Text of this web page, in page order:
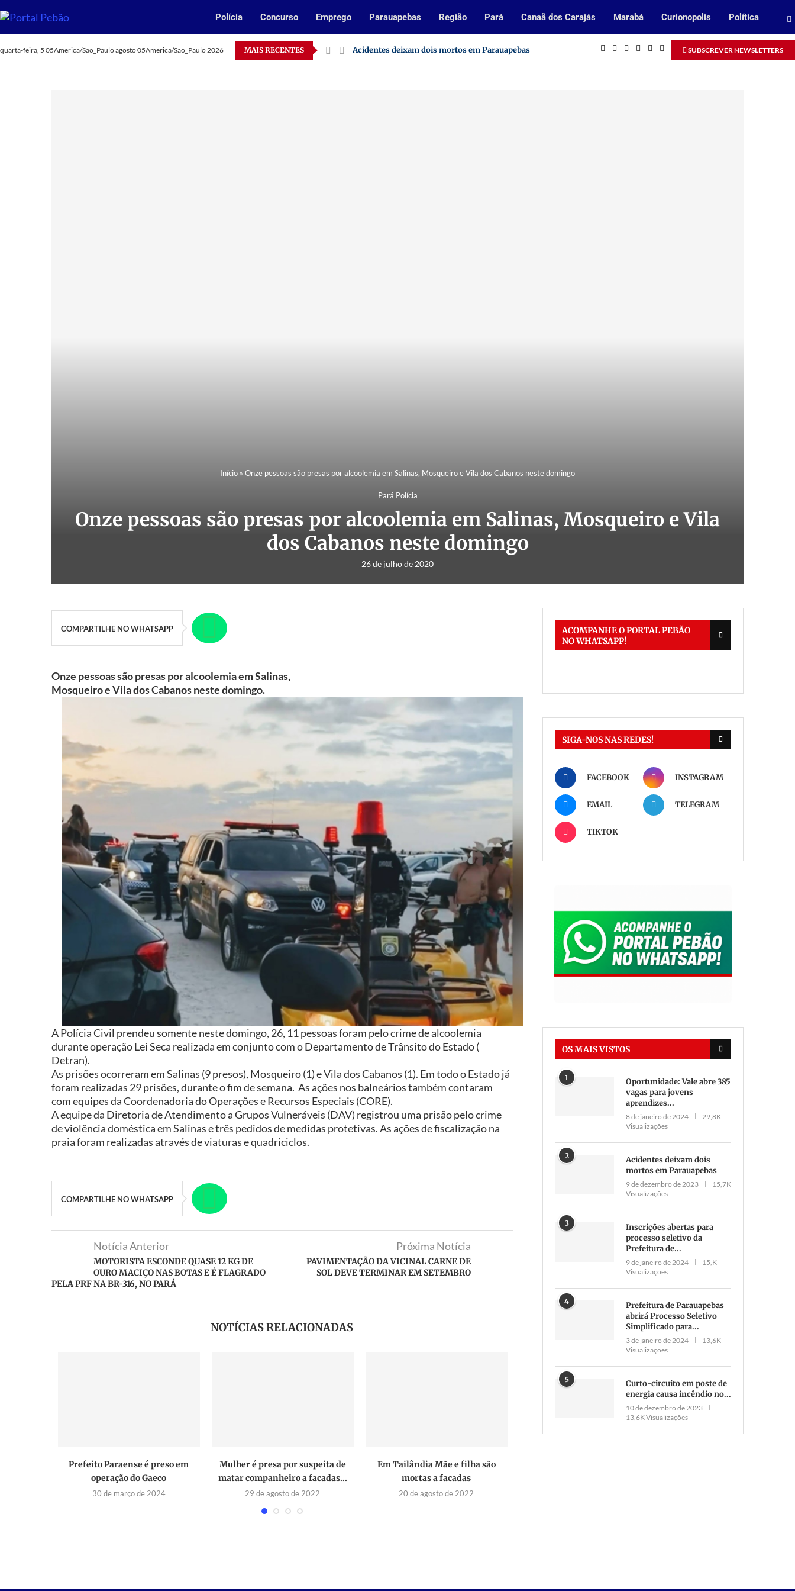
Polícia Concurso Emprego Parauapebas Região Pará Canaã dos Carajás Marabá Curionopolis Política
quarta-feira, 5 05America/Sao_Paulo agosto 05America/Sao_Paulo 2026 MAIS RECENTES
Oportunidade: Vale abre 385 vagas para jovens aprendizes no Pará Acidentes deixam dois mortos em Parauapebas Inscrições abertas para processo
SUBSCREVER NEWSLETTERS
Início » Onze pessoas são presas por alcoolemia em Salinas, Mosqueiro e Vila dos Cabanos neste domingo
Pará Polícia
Onze pessoas são presas por alcoolemia em Salinas, Mosqueiro e Vila
dos Cabanos neste domingo
26 de julho de 2020
COMPARTILHE NO WHATSAPP
Onze pessoas são presas por alcoolemia em Salinas,
Mosqueiro e Vila dos Cabanos neste domingo.
A Polícia Civil prendeu somente neste domingo, 26, 11 pessoas foram pelo crime de alcoolemia
durante operação Lei Seca realizada em conjunto com o Departamento de Trânsito do Estado (
Detran).
As prisões ocorreram em Salinas (9 presos), Mosqueiro (1) e Vila dos Cabanos (1). Em todo o Estado já
foram realizadas 29 prisões, durante o fim de semana. As ações nos balneários também contaram
com equipes da Coordenadoria do Operações e Recursos Especiais (CORE).
A equipe da Diretoria de Atendimento a Grupos Vulneráveis (DAV) registrou uma prisão pelo crime
de violência doméstica em Salinas e três pedidos de medidas protetivas. As ações de fiscalização na
praia foram realizadas através de viaturas e quadriciclos.
COMPARTILHE NO WHATSAPP
Notícia Anterior
MOTORISTA ESCONDE QUASE 12 KG DE
OURO MACIÇO NAS BOTAS E É FLAGRADO
PELA PRF NA BR-316, NO PARÁ
Próxima Notícia
PAVIMENTAÇÃO DA VICINAL CARNE DE
SOL DEVE TERMINAR EM SETEMBRO
NOTÍCIAS RELACIONADAS
Prefeito Paraense é preso em
operação do Gaeco
30 de março de 2024
Mulher é presa por suspeita de
matar companheiro a facadas...
29 de agosto de 2022
Em Tailândia Mãe e filha são
mortas a facadas
20 de agosto de 2022
fedorento e foi morta...
ACOMPANHE O PORTAL PEBÃO
NO WHATSAPP!
SIGA-NOS NAS REDES!
FACEBOOK INSTAGRAM
EMAIL TELEGRAM
TIKTOK
OS MAIS VISTOS
1
Oportunidade: Vale abre 385
vagas para jovens
aprendizes...
8 de janeiro de 2024
29,8K
Visualizações
2
Acidentes deixam dois
mortos em Parauapebas
9 de dezembro de 2023
15,7K
Visualizações
3
Inscrições abertas para
processo seletivo da
Prefeitura de...
9 de janeiro de 2024
15,K
Visualizações
4
Prefeitura de Parauapebas
abrirá Processo Seletivo
Simplificado para...
3 de janeiro de 2024
13,6K
Visualizações
5
Curto-circuito em poste de
energia causa incêndio no...
10 de dezembro de 2023
13,6K Visualizações